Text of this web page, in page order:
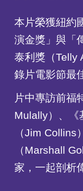
本片榮獲紐約
演金獎」與「
泰利獎（Telly
錄片電影節最
片中專訪前福
Mulally）、《
（Jim Collins
（Marshall
家，一起剖析